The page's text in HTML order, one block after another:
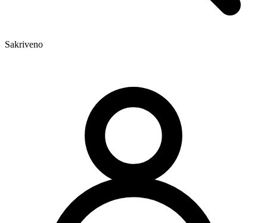
Sakriveno